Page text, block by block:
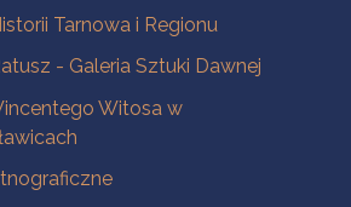
Tarnowa i Regionu
- Galeria Sztuki Dawnej
Witosa w